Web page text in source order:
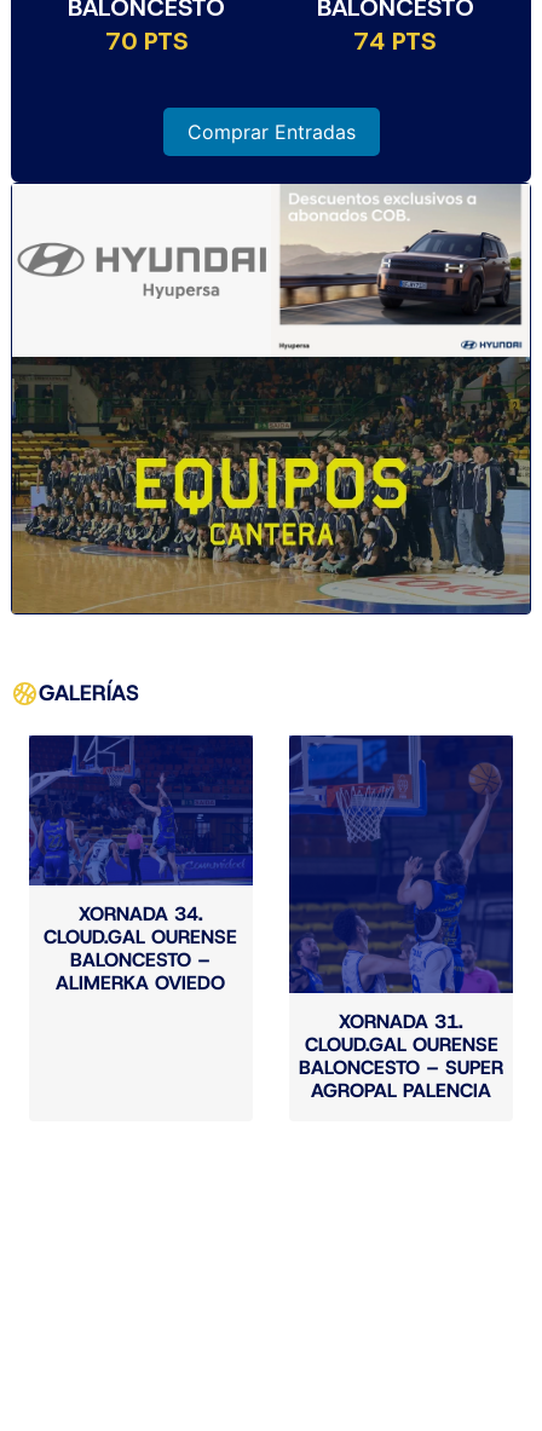
BALONCESTO
70 PTS
BALONCESTO
74 PTS
Comprar Entradas
GALERÍAS
XORNADA 34.
CLOUD.GAL OURENSE
BALONCESTO –
ALIMERKA OVIEDO
XORNADA 31.
CLOUD.GAL OURENSE
BALONCESTO – SUPER
AGROPAL PALENCIA